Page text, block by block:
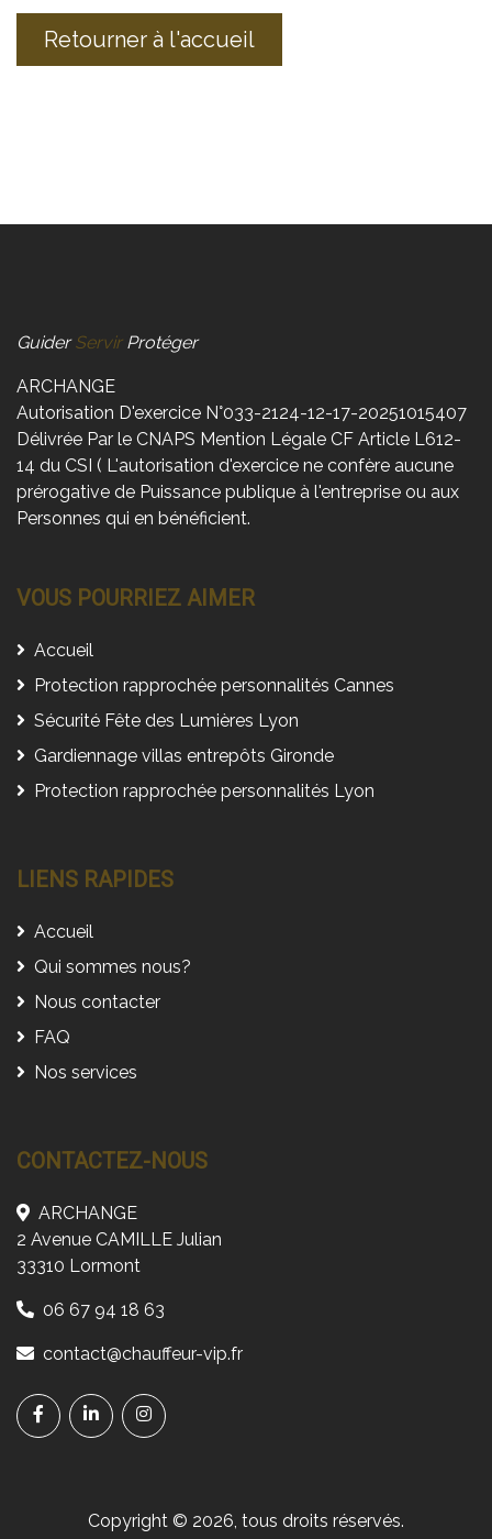
Retourner à l'accueil
GuiderServir Protéger
ARCHANGE
Autorisation D'exercice N°033-2124-12-17-20251015407
Délivrée Par le CNAPS Mention Légale CF Article L612-
14 du CSI ( L'autorisation d'exercice ne confère aucune
prérogative de Puissance publique à l'entreprise ou aux
Personnes qui en bénéficient.
VOUS POURRIEZ AIMER
Accueil
Protection rapprochée personnalités Cannes
Sécurité Fête des Lumières Lyon
Gardiennage villas entrepôts Gironde
Protection rapprochée personnalités Lyon
LIENS RAPIDES
Accueil
Qui sommes nous?
Nous contacter
FAQ
Nos services
CONTACTEZ-NOUS
ARCHANGE
2 Avenue CAMILLE Julian
33310 Lormont
06 67 94 18 63
contact@chauffeur-vip.fr
Copyright © 2026, tous droits réservés.